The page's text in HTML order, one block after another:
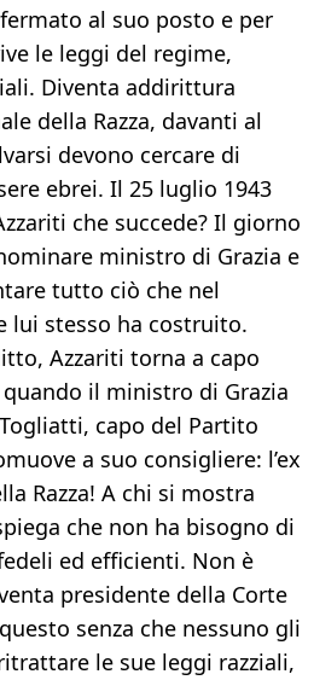
al suo posto e per
le leggi del regime,
Diventa addirittura
della Razza, davanti al
devono cercare di
ebrei. Il 25 luglio 1943
che succede? Il giorno
ministro di Grazia e
tutto ciò che nel
lui stesso ha costruito.
Azzariti torna a capo
il ministro di Grazia
capo del Partito
a suo consigliere: l’ex
Razza! A chi si mostra
che non ha bisogno di
ed efficienti. Non è
presidente della Corte
senza che nessuno gli
le sue leggi razziali,